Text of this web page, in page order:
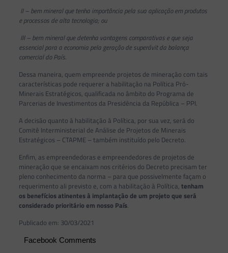
II – bem mineral que tenha importância pela sua aplicação em produtos
e processos de alta tecnologia; ou
III – bem mineral que detenha vantagens comparativas e que seja
essencial para a economia pela geração de superávit da balança
comercial do País.
Dessa maneira, quem empreende projetos de mineração com tais
características pode requerer a habilitação na Política Pró-
Minerais Estratégicos, qualificada no âmbito do Programa de
Parcerias de Investimentos da Presidência da República – PPI.
A decisão quanto à habilitação à Política, por sua vez, será do
Comitê Interministerial de Análise de Projetos de Minerais
Estratégicos – CTAPME – também instituído pelo Decreto.
Enfim, as empreendedoras e empreendedores de projetos de
mineração que se encaixam nos critérios do Decreto precisam ter
pleno conhecimento da norma – para que possivelmente façam o
requerimento ali previsto e, com a habilitação à Política, tenham
os benefícios atinentes à implantação de um projeto que será
considerado prioritário em nosso País.
Publicado em: 30/03/2021
Facebook Comments